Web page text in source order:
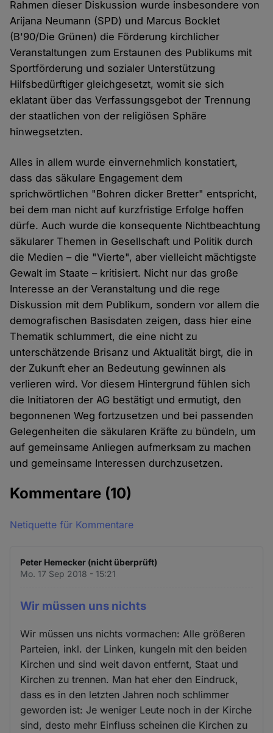
Rahmen dieser Diskussion wurde insbesondere von
Arijana Neumann (SPD) und Marcus Bocklet
(B'90/Die Grünen) die Förderung kirchlicher
Veranstaltungen zum Erstaunen des Publikums mit
Sportförderung und sozialer Unterstützung
Hilfsbedürftiger gleichgesetzt, womit sie sich
eklatant über das Verfassungsgebot der Trennung
der staatlichen von der religiösen Sphäre
hinwegsetzten.
Alles in allem wurde einvernehmlich konstatiert,
dass das säkulare Engagement dem
sprichwörtlichen "Bohren dicker Bretter" entspricht,
bei dem man nicht auf kurzfristige Erfolge hoffen
dürfe. Auch wurde die konsequente Nichtbeachtung
säkularer Themen in Gesellschaft und Politik durch
die Medien – die "Vierte", aber vielleicht mächtigste
Gewalt im Staate – kritisiert. Nicht nur das große
Interesse an der Veranstaltung und die rege
Diskussion mit dem Publikum, sondern vor allem die
demografischen Basisdaten zeigen, dass hier eine
Thematik schlummert, die eine nicht zu
unterschätzende Brisanz und Aktualität birgt, die in
der Zukunft eher an Bedeutung gewinnen als
verlieren wird. Vor diesem Hintergrund fühlen sich
die Initiatoren der AG bestätigt und ermutigt, den
begonnenen Weg fortzusetzen und bei passenden
Gelegenheiten die säkularen Kräfte zu bündeln, um
auf gemeinsame Anliegen aufmerksam zu machen
und gemeinsame Interessen durchzusetzen.
Kommentare (10)
Netiquette für Kommentare
Peter Hemecker (nicht überprüft)
Mo. 17 Sep 2018 - 15:21
Wir müssen uns nichts
Wir müssen uns nichts vormachen: Alle größeren
Parteien, inkl. der Linken, kungeln mit den beiden
Kirchen und sind weit davon entfernt, Staat und
Kirchen zu trennen. Man hat eher den Eindruck,
dass es in den letzten Jahren noch schlimmer
geworden ist: Je weniger Leute noch in der Kirche
sind, desto mehr Einfluss scheinen die Kirchen zu